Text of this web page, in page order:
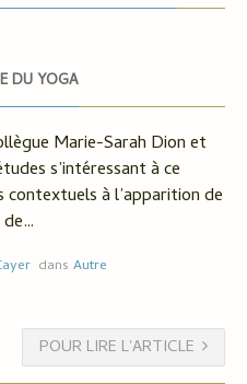
DU YOGA
Marie-Sarah Dion et
s’intéressant à ce
à l’apparition de
dansAutre
POUR LIRE L'ARTICLE